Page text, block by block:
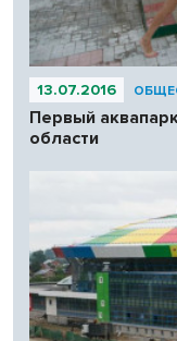
13.07.2016
Первый
области